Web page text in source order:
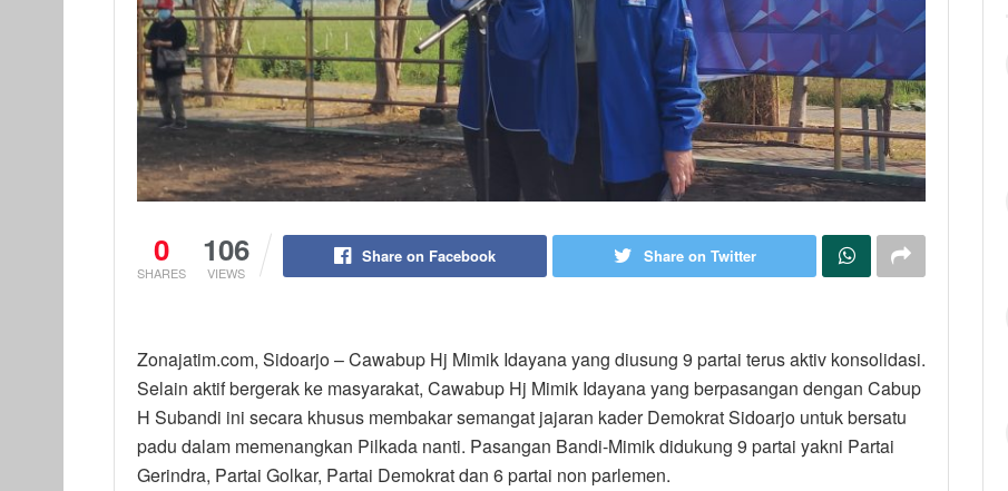
0
SHARES
106
VIEWS
Share on Facebook Share on Twitter
Zonajatim.com, Sidoarjo – Cawabup Hj Mimik Idayana yang diusung 9 partai terus aktiv konsolidasi.
Selain aktif bergerak ke masyarakat, Cawabup Hj Mimik Idayana yang berpasangan dengan Cabup
H Subandi ini secara khusus membakar semangat jajaran kader Demokrat Sidoarjo untuk bersatu
padu dalam memenangkan Pilkada nanti. Pasangan Bandi-Mimik didukung 9 partai yakni Partai
Gerindra, Partai Golkar, Partai Demokrat dan 6 partai non parlemen.